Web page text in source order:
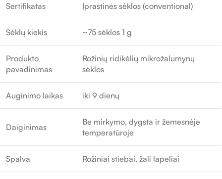
Sertifikatas Įprastinės sėklos (conventional)
Sėklų kiekis ~75 sėklos 1 g
Produkto
pavadinimas
Rožinių ridikėlių mikrožalumynų
sėklos
Auginimo laikas iki 9 dienų
Daiginimas
Be mirkymo, dygsta ir žemesnėje
temperatūroje
Spalva Rožiniai stiebai, žali lapeliai